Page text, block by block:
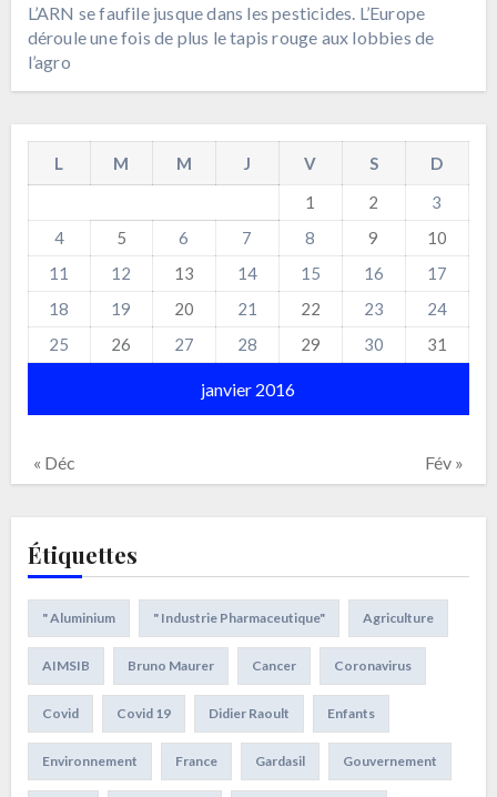
L’ARN se faufile jusque dans les pesticides. L’Europe
déroule une fois de plus le tapis rouge aux lobbies de
l’agro
janvier 2016
L M M J V S
D
1
2
3
4
5 6 7 8 9
10
11
12 13 14 15 16
17
18
19 20 21 22 23
24
25
26 27 28 29 30 31
« Déc Fév »
Étiquettes
" Aluminium " Industrie Pharmaceutique" Agriculture
AIMSIB Bruno Maurer Cancer Coronavirus
Covid Covid 19 Didier Raoult Enfants
Environnement France Gardasil Gouvernement